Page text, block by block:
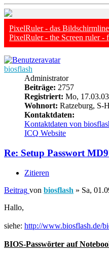
PixelRuler - das
PixelRuler - the Screen ruler -
biosflash
Administrator
Beiträge: 2757
Registriert: Mo,
Wohnort: Ratzeburg, S-H
Kontaktdaten:
Kontaktdaten von
ICQ Website
Re: Setup Passwort
Zitieren
Beitrag von biosflash » Sa,
Hallo,
siehe: http://www.biosflash.de/
BIOS-Passwörter auf